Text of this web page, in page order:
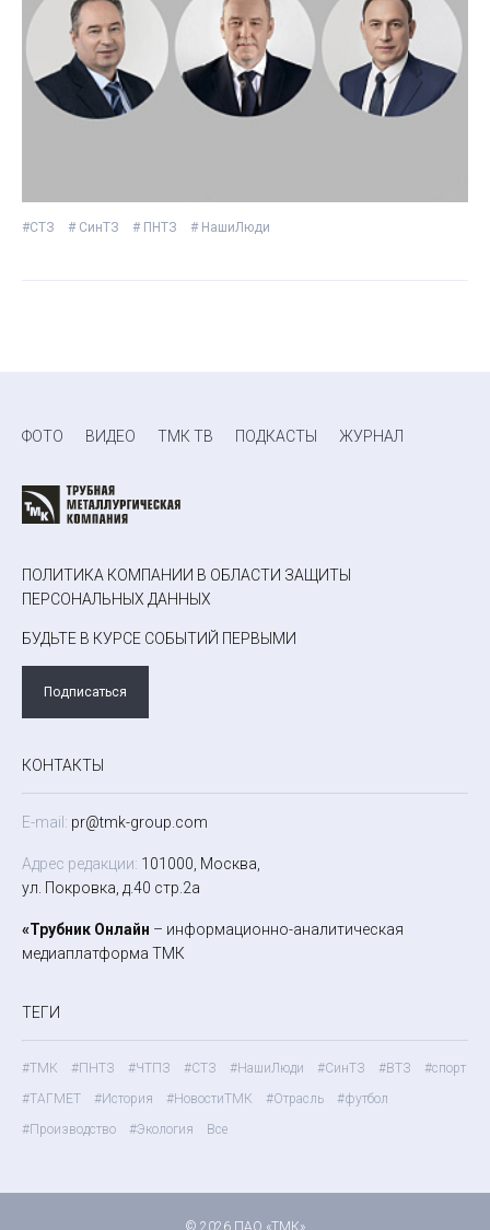
#СТЗ # СинТЗ # ПНТЗ # НашиЛюди
ФОТО ВИДЕО ТМК ТВ ПОДКАСТЫ ЖУРНАЛ
ПОЛИТИКА КОМПАНИИ В ОБЛАСТИ ЗАЩИТЫ
ПЕРСОНАЛЬНЫХ ДАННЫХ
БУДЬТЕ В КУРСЕ СОБЫТИЙ ПЕРВЫМИ
Подписаться
КОНТАКТЫ
E-mail: pr@tmk-group.com
Адрес редакции: 101000, Москва,
ул. Покровка, д.40 стр.2а
«Трубник Онлайн – информационно-аналитическая
медиаплатформа ТМК
ТЕГИ
#ТМК #ПНТЗ #ЧТПЗ #СТЗ #НашиЛюди #СинТЗ #ВТЗ
#спорт
#ТАГМЕТ
#История #НовостиТМК #Отрасль
#футбол
#Производство
#Экология Все
© 2026 ПАО «ТМК»